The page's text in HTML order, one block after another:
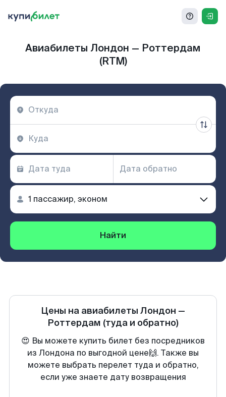
Авиабилеты Лондон — Роттердам
(RTM)
Найти
Цены на авиабилеты Лондон —
Роттердам (туда и обратно)
😍 Вы можете купить билет без посредников
из Лондона по выгодной цене🙌. Также вы
можете выбрать перелет туда и обратно,
если уже знаете дату возвращения